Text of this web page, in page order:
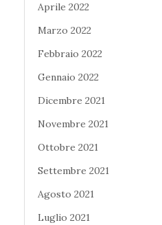
Aprile 2022
Marzo 2022
Febbraio 2022
Gennaio 2022
Dicembre 2021
Novembre 2021
Ottobre 2021
Settembre 2021
Agosto 2021
Luglio 2021